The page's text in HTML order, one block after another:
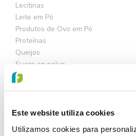
Este website utiliza cookies
Utilizamos cookies para
Lecitinas
Leite em Pó
Produtos de Ovo em Pó
Proteínas
Queijos
Suero en polvo
TENDÊNCIAS